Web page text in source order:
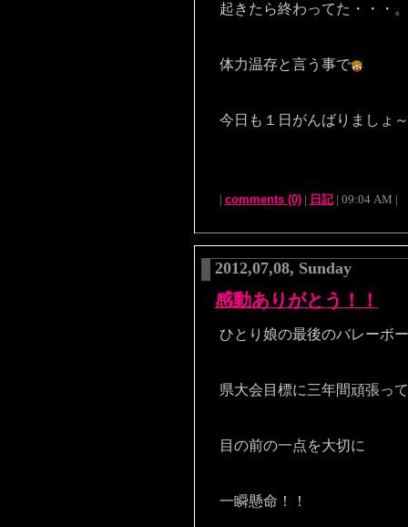
起きたら終わってた・・・。
体力温存と言う事で
今日も１日がんばりましょ～
| comments (0)| 日記| 09:04 AM |
2012,07,08, Sunday
感動ありがとう！！
ひとり娘の最後のバレーボ
県大会目標に三年間頑張っ
目の前の一点を大切に
一瞬懸命！！